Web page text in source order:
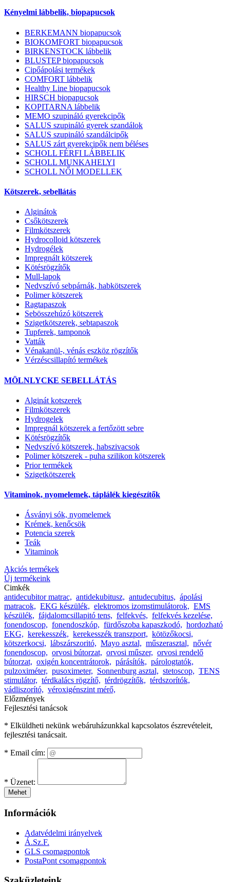
Kényelmi lábbelik, biopapucsok
BERKEMANN biopapucsok
BIOKOMFORT biopapucsok
BIRKENSTOCK lábbelik
BLUSTEP biopapucsok
Cipőápolási termékek
COMFORT lábbelik
Healthy Line biopapucsok
HIRSCH biopapucsok
KOPITARNA lábbelik
MEMO szupináló gyerekcipők
SALUS szupináló gyerek szandálok
SALUS szupináló szandálcipők
SALUS zárt gyerekcipők nem béléses
SCHOLL FÉRFI LÁBBELIK
SCHOLL MUNKAHELYI
SCHOLL NŐI MODELLEK
Kötszerek, sebellátás
Alginátok
Csőkötszerek
Filmkötszerek
Hydrocolloid kötszerek
Hydrogélek
Impregnált kötszerek
Kötésrögzítők
Mull-lapok
Nedvszívó sebpárnák, habkötszerek
Polimer kötszerek
Ragtapaszok
Sebösszehúzó kötszerek
Szigetkötszerek, sebtapaszok
Tupferek, tamponok
Vatták
Vénakanül-, vénás eszköz rögzítők
Vérzéscsillapító termékek
MÖLNLYCKE SEBELLÁTÁS
Alginát kotszerek
Filmkötszerek
Hydrogelek
Impregnál kötszerek a fertőzött sebre
Kötésrögzítők
Nedvszívó kötszerek, habszivacsok
Polimer kötszerek - puha szilikon kötszerek
Prior termékek
Szigetkötszerek
Vitaminok, nyomelemek, táplálék kiegészítők
Ásványi sók, nyomelemek
Krémek, kenőcsök
Potencia szerek
Teák
Vitaminok
Akciós termékek
Új termékeink
Cimkék
antidecubitor matrac, antidekubitusz, antudecubitus, ápolási
matracok, EKG készülék, elektromos izomstimulátorok, EMS
készülék, fájdalomcsillapitó tens, felfekvés, felfekvés kezelése,
fonendoscop, fonendoszkóp, fürdőszoba kapaszkodó, hordozható
EKG, kerekesszék, kerekesszék transzport, kötözőkocsi,
kötszerkocsi, lábszárszoritó, Mayo asztal, műszerasztal, nővér
fonendoscop, orvosi bútorzat, orvosi műszer, orvosi rendelő
bútorzat, oxigén koncentrátorok, párásítók, párologtatók,
pulzoximéter, pusoximeter, Sonnenburg asztal, stetoscop, TENS
stimulátor, térdkalács rögzítő, térdrögzítők, térdszorítók,
vádliszorító, véroxigénszint mérő,
Előzmények
Fejlesztési tanácsok
* Elküldheti nekünk webáruházunkkal kapcsolatos észrevételeit,
fejlesztési tanácsait.
* Email cím:
* Üzenet:
Mehet
Információk
Adatvédelmi irányelvek
Á.Sz.F.
GLS csomagpontok
PostaPont csomagpontok